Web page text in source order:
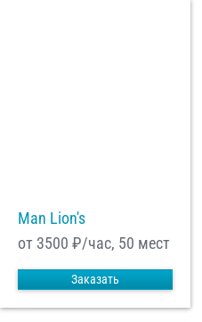
Man Lion's
от 3500 ₽/час, 50 мест
Заказать